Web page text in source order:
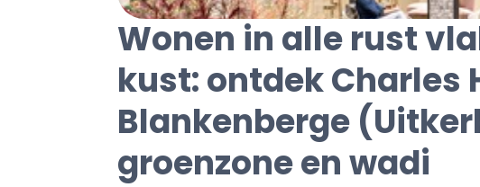
Wonen in alle rust
kust: ontdek Charles
Blankenberge
groenzone en wadi